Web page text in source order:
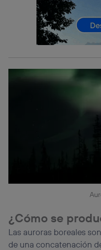
¿Cómo se
Las auroras boreales
de una concatenación
actividades de
que hayan dado su
Si utilizasdatos
personalizado, ya que
“Administrar Utiq” en la
visitando el portal de